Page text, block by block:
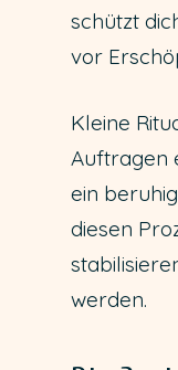
schützt
vor
Kleine
Auftragen
ein
diesen
werden.